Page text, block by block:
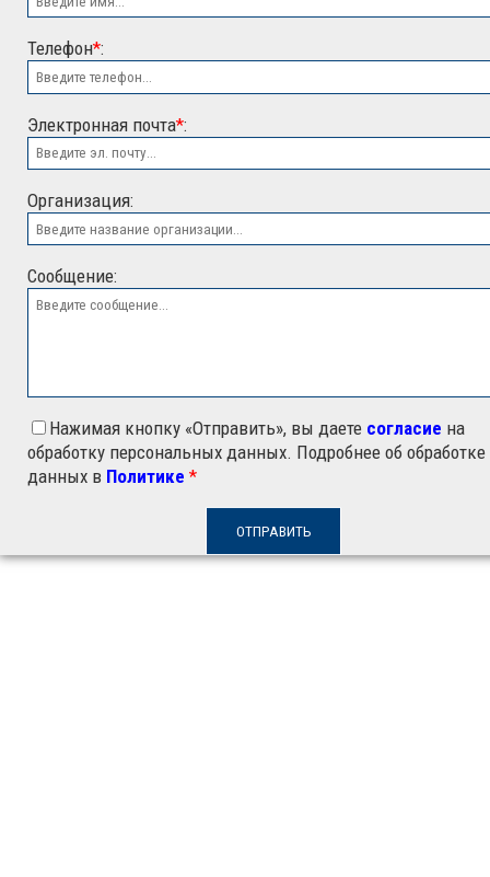
ООО "ЭСК"
Телефон*:
Электронная почта*:
Организация:
Сообщение:
Нажимая кнопку «Отправить», вы даете согласие на
обработку персональных данных. Подробнее об обработке
данных в Политике *